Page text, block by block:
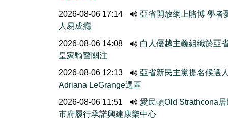
2026-08-06 17:14
亞省開放網上賭博 學者
人易成癮
2026-08-06 14:08
白人優越主義組織於亞
皇家騎警關注
2026-08-06 12:13
亞省新民主黨提名候選
Adriana LeGrange選區
2026-08-06 11:51
愛民頓Old Strathcona
市府履行承諾興建康樂中心